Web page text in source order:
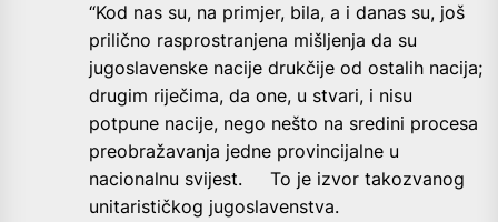
“Kod nas su, na primjer, bila, a i danas su, još
prilično rasprostranjena mišljenja da su
jugoslavenske nacije drukčije od ostalih nacija;
drugim riječima, da one, u stvari, i nisu
potpune nacije, nego nešto na sredini procesa
preobražavanja jedne provincijalne u
nacionalnu svijest. To je izvor takozvanog
unitarističkog jugoslavenstva.